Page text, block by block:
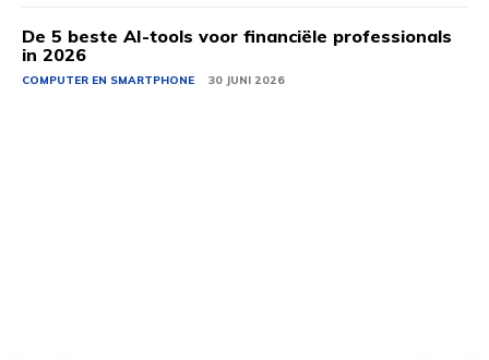
De 5 beste AI-tools voor financiële professionals
in 2026
COMPUTER EN SMARTPHONE 30 JUNI 2026